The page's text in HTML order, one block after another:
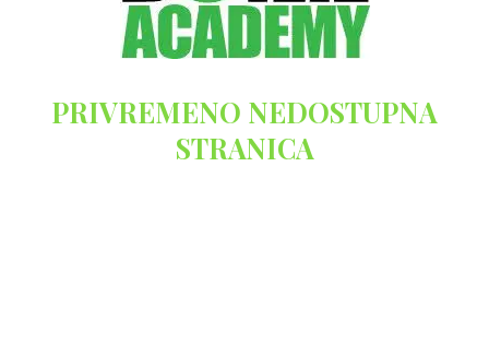
PRIVREMENO NEDOSTUPNA
STRANICA